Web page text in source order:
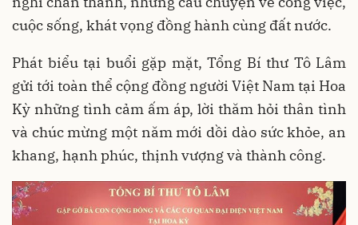
cuộc sống, khát vọng đồng hành cùng đất nước.
Phát biểu tại buổi gặp mặt, Tổng Bí thư Tô Lâm
gửi tới toàn thể cộng đồng người Việt Nam tại Hoa
Kỳ những tình cảm ấm áp, lời thăm hỏi thân tình
và chúc mừng một năm mới dồi dào sức khỏe, an
khang, hạnh phúc, thịnh vượng và thành công.